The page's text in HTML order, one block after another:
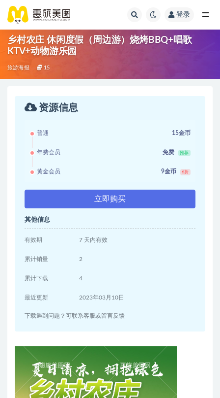
登录
乡村农庄 休闲度假（周边游）烧烤BBQ+唱歌
KTV+动物游乐园
旅游海报 15
资源信息
普通 15金币
年费会员 免费 推荐
黄金会员 9金币 6折
立即购买
其他信息
有效期 7 天内有效
累计销量 2
累计下载 4
最近更新 2023年03月10日
下载遇到问题？可联系客服或留言反馈